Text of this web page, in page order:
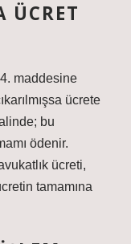
ÜCRET
maddesine
ücrete
bu
ödenir.
ücreti,
tamamına